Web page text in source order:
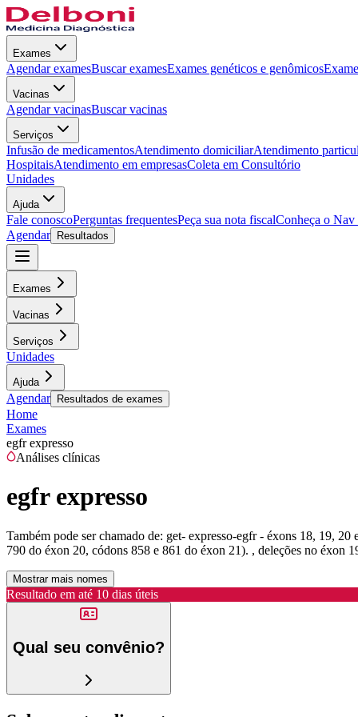
Exames
Agendar examesBuscar examesExames genéticos e genômicos
Vacinas
Agendar vacinasBuscar vacinas
Serviços
Infusão de medicamentosAtendimento domiciliarAtendimento
HospitaisAtendimento em empresasColeta em Consultório
Unidades
Ajuda
Fale conoscoPerguntas frequentesPeça sua nota fiscalConheça o Nav
Agendar
Resultados
Exames
Vacinas
Serviços
Unidades
Ajuda
Agendar Resultados de exames
Home
Exames
egfr expresso
Análises clínicas
egfr expresso
Também pode ser chamado de: get- expresso-egfr - éxons 18, 19,
790 do éxon 20, códons 858 e 861 do éxon 21). , deleções no éxon
Mostrar mais nomes
Resultado em até 10 dias úteis
Qual seu convênio?